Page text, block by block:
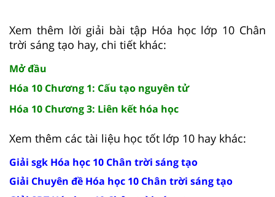
Xem thêm lời giải bài tập Hóa học lớp 10 Chân
trời sáng tạo hay, chi tiết khác:
Mở đầu
Hóa 10 Chương 1: Cấu tạo nguyên tử
Hóa 10 Chương 3: Liên kết hóa học
Xem thêm các tài liệu học tốt lớp 10 hay khác:
Giải sgk Hóa học 10 Chân trời sáng tạo
Giải Chuyên đề Hóa học 10 Chân trời sáng tạo